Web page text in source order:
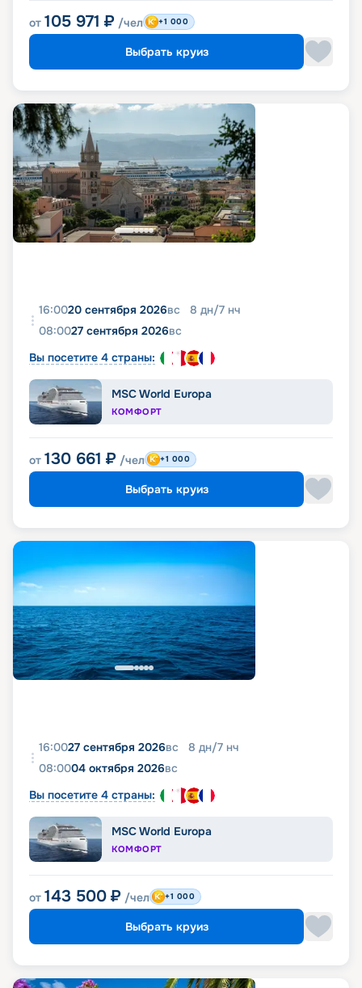
от 105 971 ₽ /чел +1 000
Выбрать круиз
16:0020 сентября 2026вс 8 дн/7 нч
08:0027 сентября 2026вс
Вы посетите 4 страны:
MSC World Europa
КОМФОРТ
от 130 661 ₽ /чел +1 000
Выбрать круиз
16:0027 сентября 2026вс 8 дн/7 нч
08:0004 октября 2026вс
Вы посетите 4 страны:
MSC World Europa
КОМФОРТ
от 143 500 ₽ /чел +1 000
Выбрать круиз